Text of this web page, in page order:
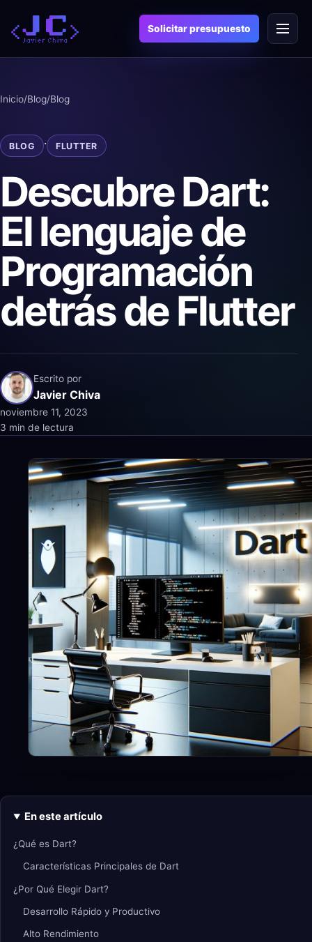
contenido
Solicitar presupuesto
Inicio/Blog/Blog
BLOG · FLUTTER
Descubre Dart:
El lenguaje de
Programación
detrás de Flutter
Escrito por
Javier Chiva
noviembre 11, 2023
3 min de lectura
En este artículo
¿Qué es Dart?
Características Principales de Dart
¿Por Qué Elegir Dart?
Desarrollo Rápido y Productivo
Alto Rendimiento